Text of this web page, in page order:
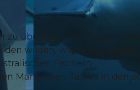
zu überleben und ihre
den wilden, windgepeitschten
Fischern
Mangroven Tahitis in den